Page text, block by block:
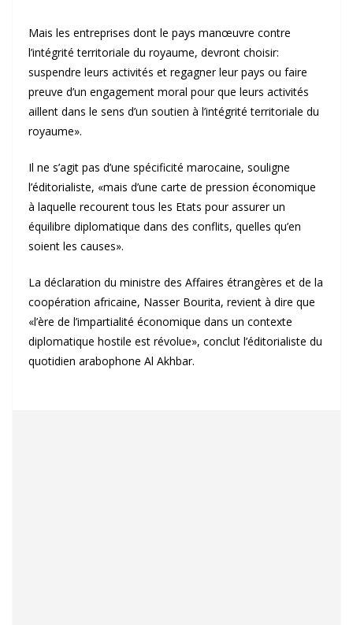
Mais les entreprises dont le pays manœuvre contre
l’intégrité territoriale du royaume, devront choisir:
suspendre leurs activités et regagner leur pays ou faire
preuve d’un engagement moral pour que leurs activités
aillent dans le sens d’un soutien à l’intégrité territoriale du
royaume».
Il ne s’agit pas d’une spécificité marocaine, souligne
l’éditorialiste, «mais d’une carte de pression économique
à laquelle recourent tous les Etats pour assurer un
équilibre diplomatique dans des conflits, quelles qu’en
soient les causes».
La déclaration du ministre des Affaires étrangères et de la
coopération africaine, Nasser Bourita, revient à dire que
«l’ère de l’impartialité économique dans un contexte
diplomatique hostile est révolue», conclut l’éditorialiste du
quotidien arabophone Al Akhbar.